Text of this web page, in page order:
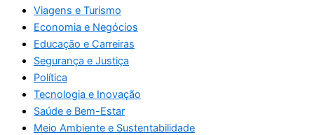
Viagens e Turismo
Economia e Negócios
Educação e Carreiras
Segurança e Justiça
Política
Tecnologia e Inovação
Saúde e Bem-Estar
Meio Ambiente e Sustentabilidade